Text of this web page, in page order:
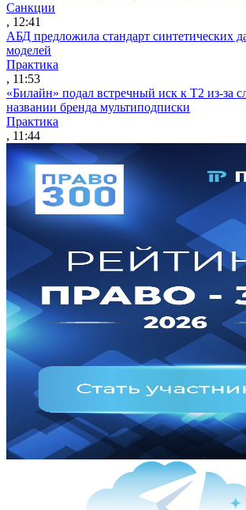
Санкции
, 12:41
АБД предложила стандарт синтетических
моделей
Практика
, 11:53
«Билайн» подал встречный иск к Т2 из-за
названии бренда мультиподписки
Практика
, 11:44